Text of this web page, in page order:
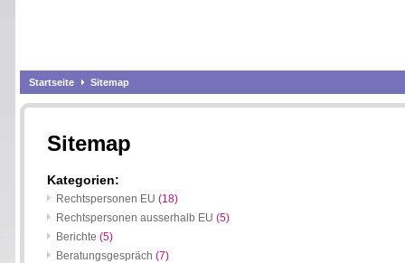
Startseite Sitemap
Sitemap
Kategorien:
Rechtspersonen EU (18)
Rechtspersonen ausserhalb EU (5)
Berichte (5)
Beratungsgespräch (7)